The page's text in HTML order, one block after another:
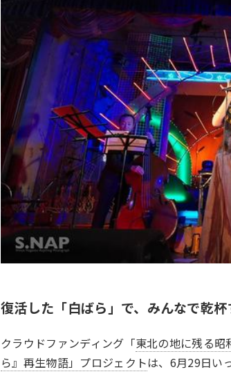
復活した「白ばら」で、みんなで乾
クラウドファンディング「東北の地に残る
ら』再生物語」プロジェクトは、6月29日い